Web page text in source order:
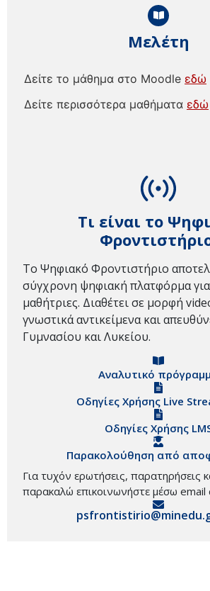
Τι είναι το
Το Ψηφιακό Φροντιστήριο
σύγχρονη ψηφιακή πλατφόρμα για
μαθήτριες. Διαθέτει σε μορφή
γνωστικά αντικείμενα και
Γυμνασίου και Λυκείου.
Αναλυτικό
Οδηγίες Χρήσης Live
Οδηγίες Χρήσης
Παρακολούθηση από
Για τυχόν ερωτήσεις, παρατηρήσεις
παρακαλώ επικοινωνήστε μέσω email
Μελέτη
Δείτε το μάθημα στο Moodle εδώ
Δείτε περισσότερα μαθήματα εδώ